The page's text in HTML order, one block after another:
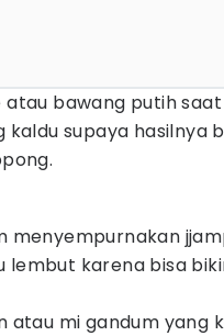
bawang putih
supaya hasilnya
menyempurnakan
lembut karena bisa
atau mi gandum yang